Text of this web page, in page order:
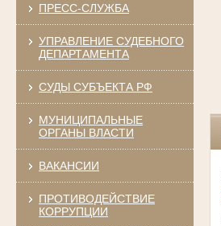
ПРЕСС-СЛУЖБА
УПРАВЛЕНИЕ СУДЕБНОГО
ДЕПАРТАМЕНТА
СУДЫ СУБЪЕКТА РФ
МУНИЦИПАЛЬНЫЕ
ОРГАНЫ ВЛАСТИ
ВАКАНСИИ
ПРОТИВОДЕЙСТВИЕ
КОРРУПЦИИ